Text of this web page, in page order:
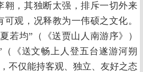
翱，其独断太强，排斥一切外来
观，况释教为一伟硕之文化。
若均”（《送贾山人南游序》）
（《送文畅上人登五台遂游河朔
不仅能持客观、独立、友好之态